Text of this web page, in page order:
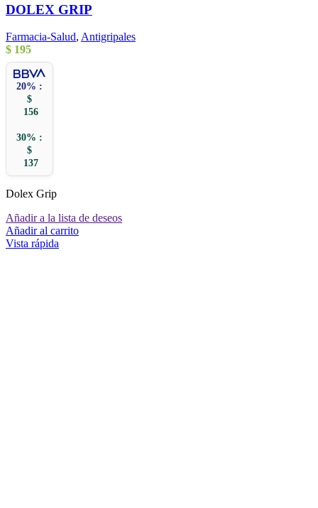
DOLEX GRIP
Farmacia-Salud, Antigripales
$ 195
20% :
$
156
30% :
$
137
Dolex Grip
Añadir a la lista de deseos
Añadir al carrito
Vista rápida